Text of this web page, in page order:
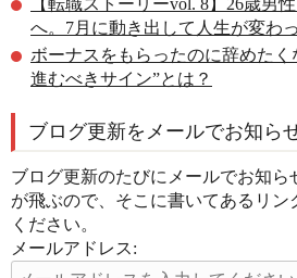
【転職ストーリーvol. 8】26歳男
へ。7月に動き出して人生が変わ
ボーナスをもらったのに辞めたく
進むべきサイン”とは？
ブログ更新をメールでお知ら
ブログ更新のたびにメールでお知ら
が飛ぶので、そこに書いてあるリン
ください。
メールアドレス: